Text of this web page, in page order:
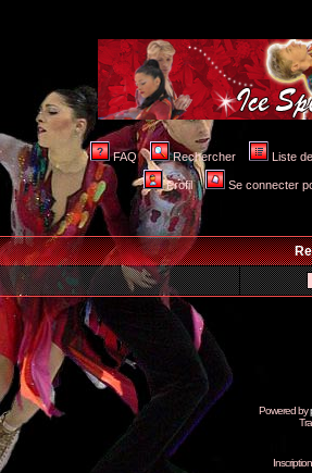
FAQ Rechercher Liste
Profil Se connecter
Powered by